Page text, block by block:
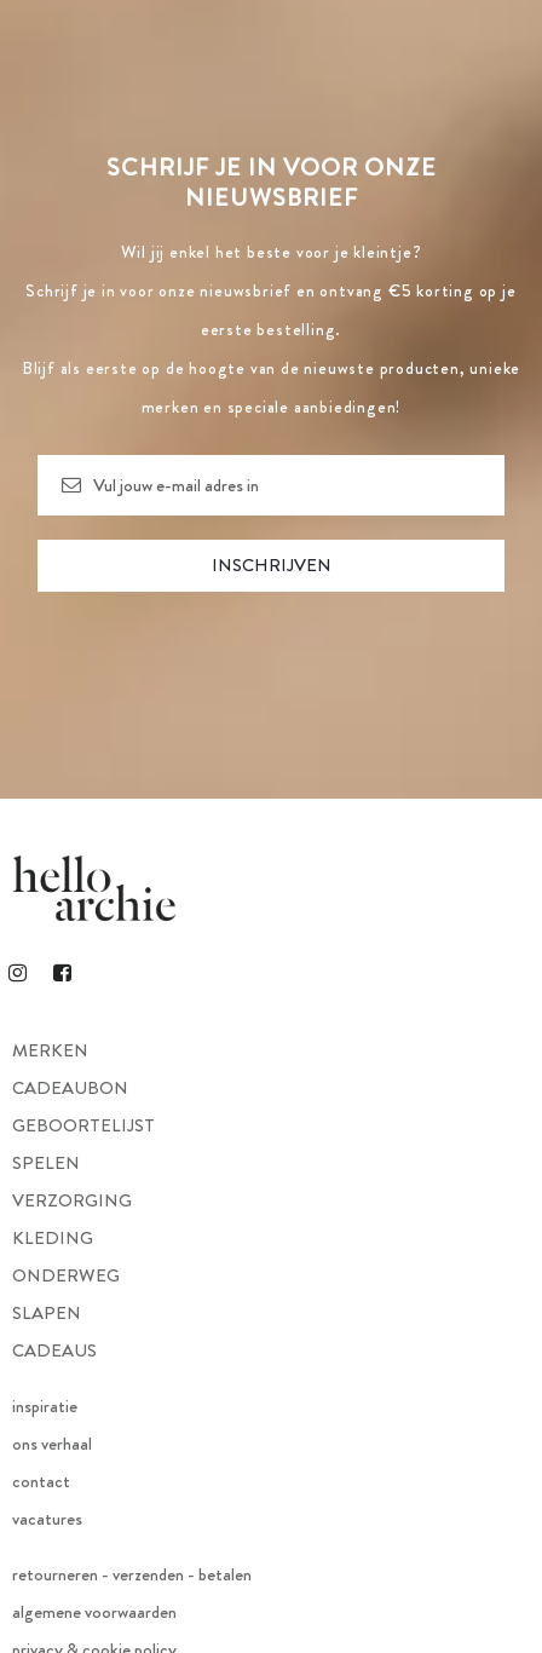
SCHRIJF JE IN VOOR ONZE
NIEUWSBRIEF
Wil jij enkel het beste voor je kleintje?
Schrijf je in voor onze nieuwsbrief en ontvang €5 korting op je
eerste bestelling.
Blijf als eerste op de hoogte van de nieuwste producten, unieke
merken en speciale aanbiedingen!
MERKEN
CADEAUBON
GEBOORTELIJST
SPELEN
VERZORGING
KLEDING
ONDERWEG
SLAPEN
CADEAUS
inspiratie
ons verhaal
contact
vacatures
retourneren - verzenden - betalen
algemene voorwaarden